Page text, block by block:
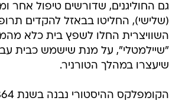
גם החוליגנים, שדורשים טיפול אחר
(שלישי), החליטו בבאזל להקדים
"שיילמטלי", על מנת שישמש כבית
שיעצרו במהלך הטורניר.